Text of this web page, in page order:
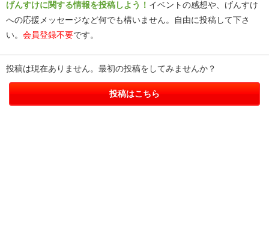
げんすけに関する情報を投稿しよう！ イベントの感想や、げんすけ
への応援メッセージなど何でも構いません。自由に投稿して下さ
い。 会員登録不要です。
投稿は現在ありません。最初の投稿をしてみませんか？
投稿はこちら